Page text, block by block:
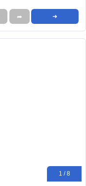
➦ ➜
1 / 8